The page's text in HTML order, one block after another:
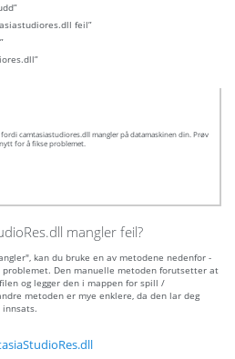
feil”
camtasiastudiores.dll mangler på datamaskinen din. Prøv
for å fikse problemet.
mangler feil?
kan du bruke en av metodene nedenfor -
Den manuelle metoden forutsetter at
og legger den i mappen for spill /
metoden er mye enklere, da den lar deg